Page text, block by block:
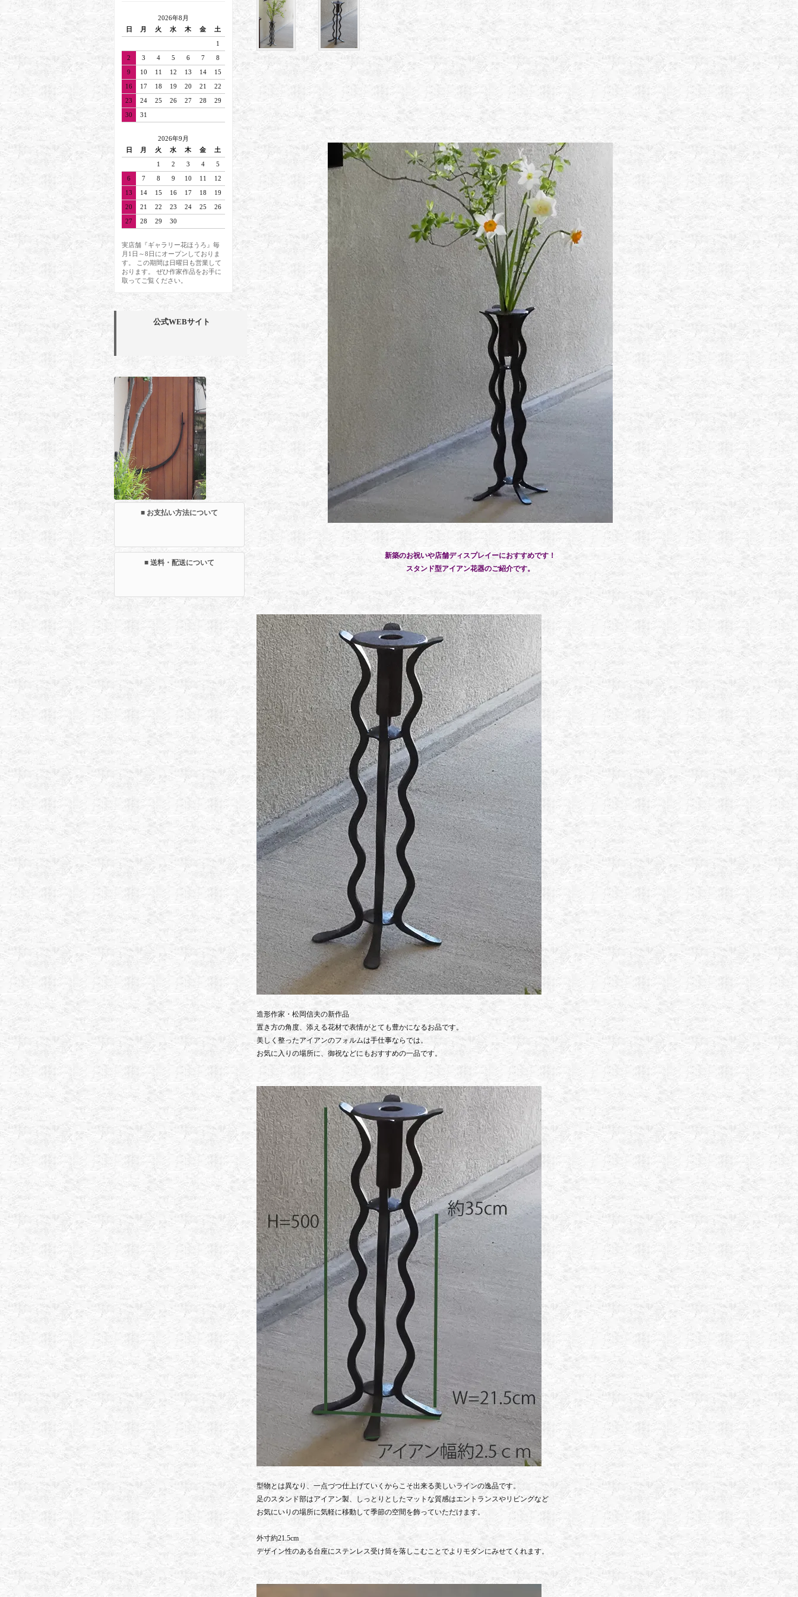
新築のお祝いや店舗ディスプレイーにおすすめです！
スタンド型アイアン花器のご紹介です。
造形作家・松岡信夫の新作品
置き方の角度、添える花材で表情がとても豊かになるお品です。
美しく整ったアイアンのフォルムは手仕事ならでは。
お気に入りの場所に、御祝などにもおすすめの一品です。
型物とは異なり、一点づつ仕上げていくからこそ出来る美しいラインの逸品です。
足のスタンド部はアイアン製、しっとりとしたマットな質感はエントランスやリビングなど
お気にいりの場所に気軽に移動して季節の空間を飾っていただけます。
外寸約21.5cm
デザイン性のある台座にステンレス受け筒を落しこむことでよりモダンにみせてくれます。
2026年8月
日
月 火 水 木 金
土
1
2
3 4 5 6 7
8
9
10 11 12 13 14
15
16
17 18 19 20 21
22
23
24 25 26 27 28
29
30
31
2026年9月
日
月 火 水 木 金
土
1
2 3 4
5
6
7 8 9 10 11
12
13
14 15 16 17 18
19
20
21 22 23 24 25
26
27
28 29 30
実店舗『ギャラリー花ほうろ』毎
月1日～8日にオープンしておりま
す。 この期間は日曜日も営業して
おります。 ぜひ作家作品をお手に
取ってご覧ください。
公式WEBサイト
■ お支払い方法について
■ 送料・配送について